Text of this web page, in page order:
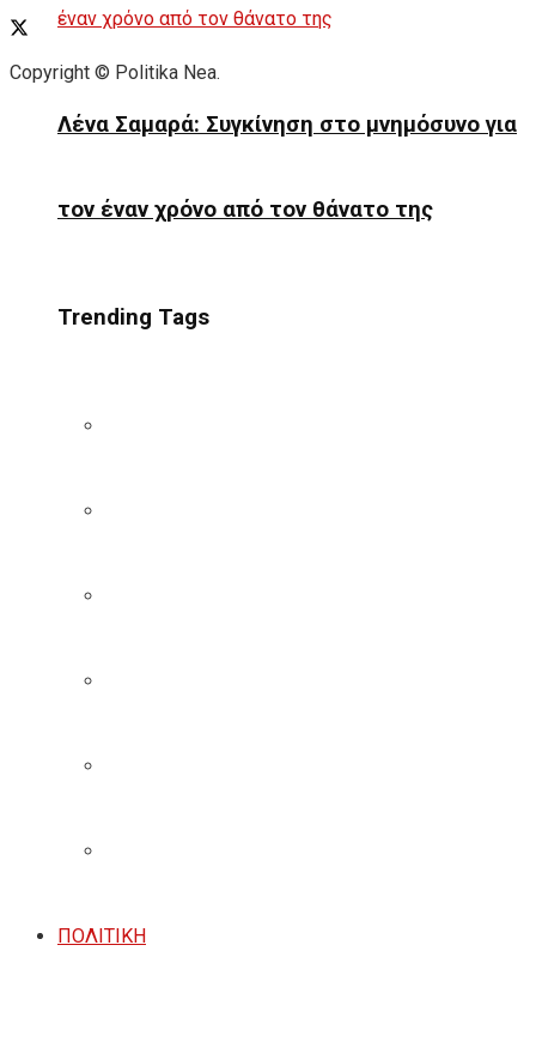
Λένα Σαμαρά: Συγκίνηση στο μνημόσυνο για
τον έναν χρόνο από τον θάνατο της
Trending Tags
ΠΟΛΙΤΙΚΗ
Copyright © Politika Nea.